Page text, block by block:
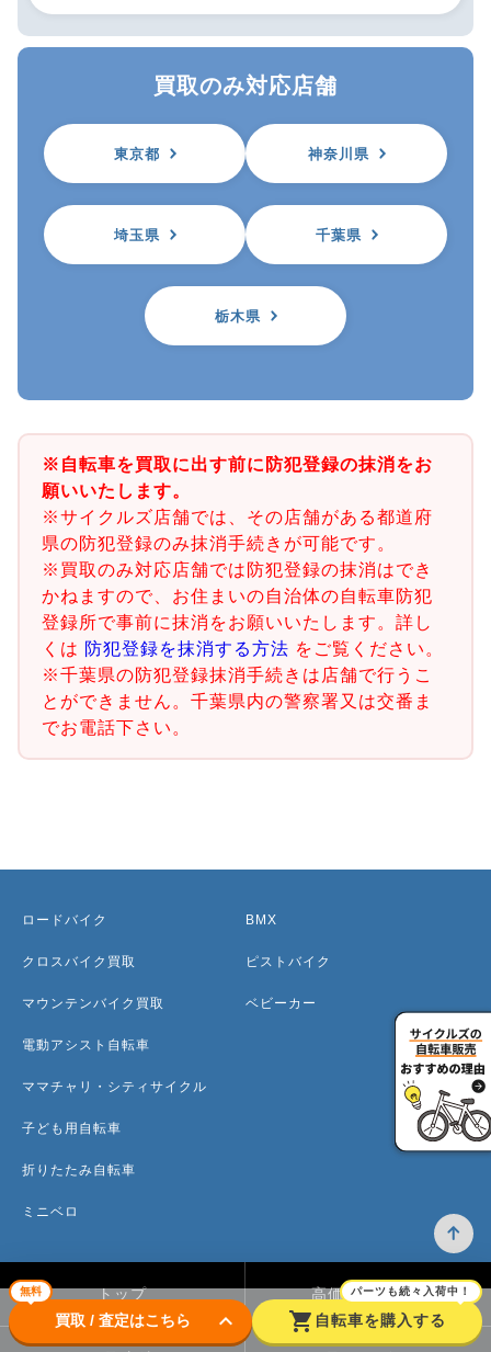
買取のみ対応店舗
東京都 神奈川県
埼玉県 千葉県
栃木県
※自転車を買取に出す前に防犯登録の抹消をお
願いいたします。
※サイクルズ店舗では、その店舗がある都道府
県の防犯登録のみ抹消手続きが可能です。
※買取のみ対応店舗では防犯登録の抹消はでき
かねますので、お住まいの自治体の自転車防犯
登録所で事前に抹消をお願いいたします。詳し
くは 防犯登録を抹消する方法 をご覧ください。
※千葉県の防犯登録抹消手続きは店舗で行うこ
とができません。千葉県内の警察署又は交番ま
でお電話下さい。
無料
買取 / 査定はこちら keyboard_arrow_down shopping_cart
パーツも続々入荷中！
自転車を購入する
ロードバイク
クロスバイク買取
マウンテンバイク買取
電動アシスト自転車
ママチャリ・シティサイクル
子ども用自転車
折りたたみ自転車
ミニベロ
BMX
ピストバイク
ベビーカー
トップ 高価買取のワケ